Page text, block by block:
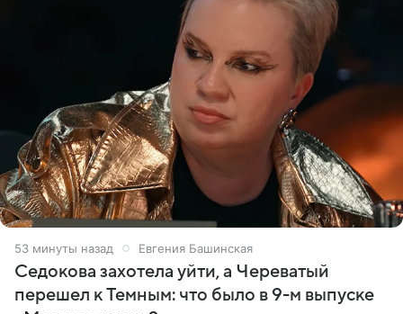
53 минуты назад Евгения Башинская
Седокова захотела уйти, а Череватый
перешел к Темным: что было в 9-м выпуске